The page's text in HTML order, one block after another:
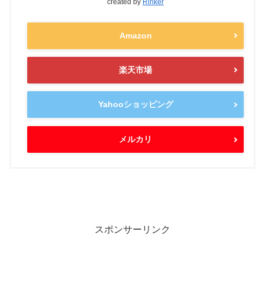
created by Rinker
Amazon
楽天市場
Yahooショッピング
メルカリ
スポンサーリンク